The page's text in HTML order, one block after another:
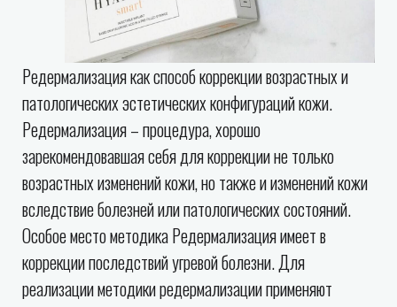
Редермализация как способ коррекции возрастных и
патологических эстетических конфигураций кожи.
Редермализация – процедура, хорошо
зарекомендовавшая себя для коррекции не только
возрастных изменений кожи, но также и изменений кожи
вследствие болезней или патологических состояний.
Особое место методика Редермализация имеет в
коррекции последствий угревой болезни. Для
реализации методики редермализации применяют